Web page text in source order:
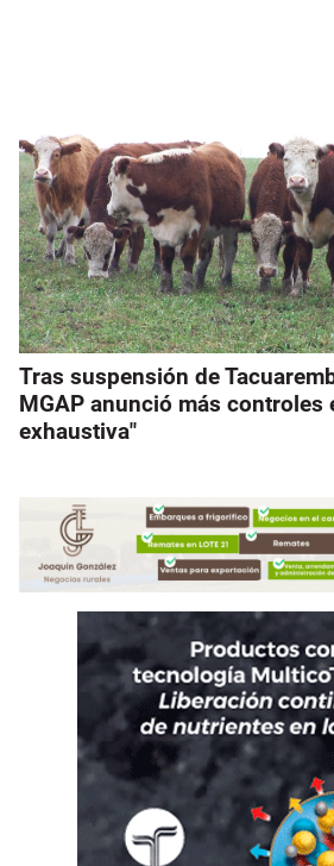
Tras suspensión de
MGAP anunció más controles
exhaustiva"